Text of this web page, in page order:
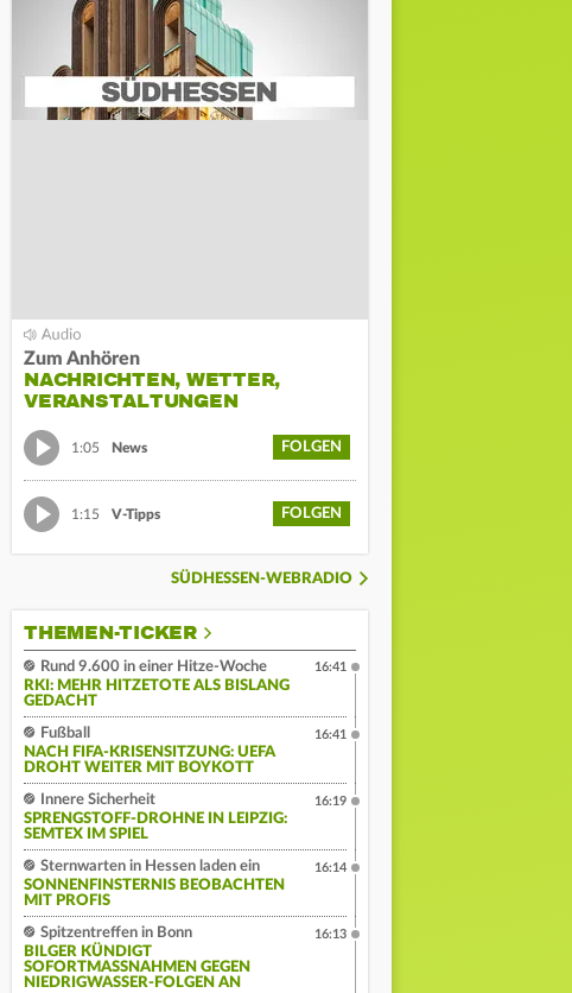
Zum Anhören
NACHRICHTEN, WETTER,
VERANSTALTUNGEN
1:05 News FOLGEN
1:15 V-Tipps FOLGEN
SÜDHESSEN-WEBRADIO
THEMEN-TICKER
Rund 9.600 in einer Hitze-Woche
RKI: MEHR HITZETOTE ALS BISLANG
GEDACHT
16:41
Fußball
NACH FIFA-KRISENSITZUNG: UEFA
DROHT WEITER MIT BOYKOTT
16:41
Innere Sicherheit
SPRENGSTOFF-DROHNE IN LEIPZIG:
SEMTEX IM SPIEL
16:19
Sternwarten in Hessen laden ein
SONNENFINSTERNIS BEOBACHTEN
MIT PROFIS
16:14
Spitzentreffen in Bonn
BILGER KÜNDIGT
SOFORTMASSNAHMEN GEGEN N
IEDRIGWASSER-FOLGEN AN
16:13